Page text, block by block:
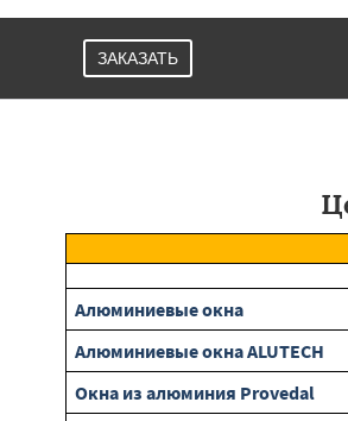
ЗАКАЗАТЬ
Алюминиевые окна
Алюминиевые окна ALUTECH
Окна из алюминия Provedal